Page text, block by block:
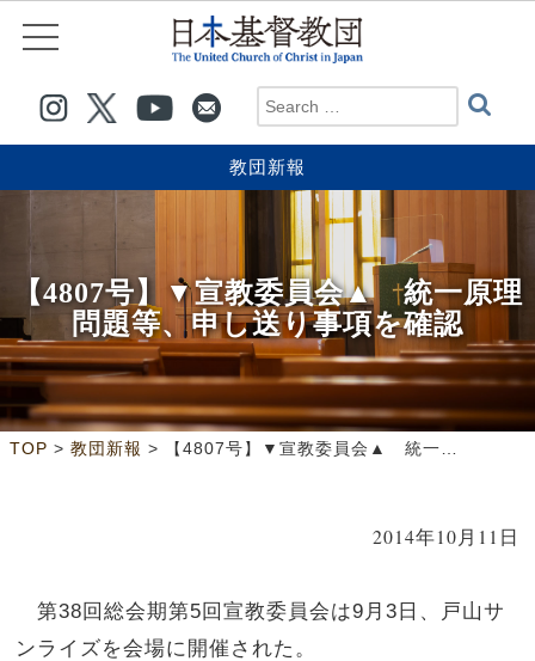
教団新報
【4807号】▼宣教委員会▲ 統一原理
問題等、申し送り事項を確認
TOP > 教団新報 > 【4807号】▼宣教委員会▲ 統一原理問題等、申し送り事項を確認
2014年10月11日
第38回総会期第5回宣教委員会は9月3日、戸山サ
ンライズを会場に開催された。